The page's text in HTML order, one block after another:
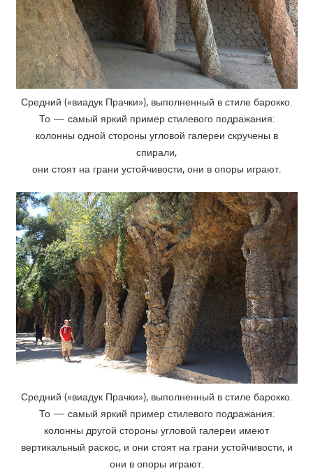
Средний («виадук Прачки»), выполненный в стиле барокко.
То — самый яркий пример стилевого подражания:
колонны одной стороны угловой галереи скручены в
спирали,
они стоят на грани устойчивости, они в опоры играют.
Средний («виадук Прачки»), выполненный в стиле барокко.
То — самый яркий пример стилевого подражания:
колонны другой стороны угловой галереи имеют
вертикальный раскос, и они стоят на грани устойчивости, и
они в опоры играют.